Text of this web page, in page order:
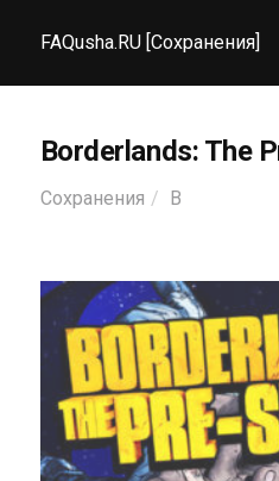
FAQusha.RU [Сохранения]
Borderlands: The
Сохранения B